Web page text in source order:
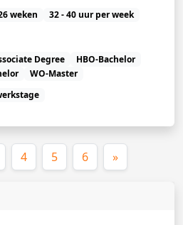
weken
32 - 40 uur per week
Degree
HBO-Bachelor
WO-Master
4 5 6 »